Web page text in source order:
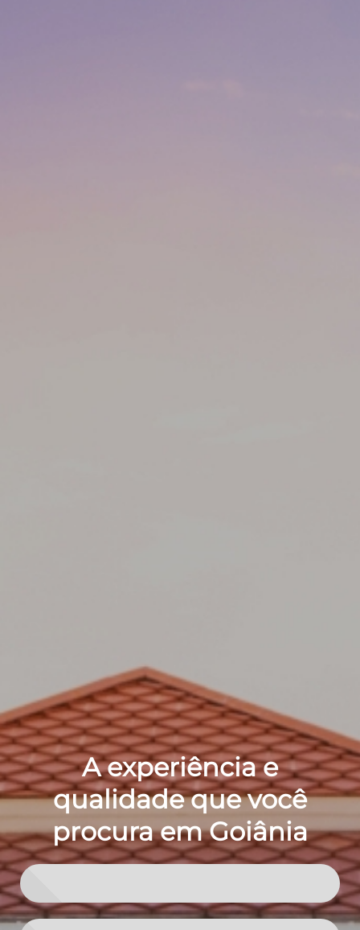
A experiência e
qualidade que você
procura em Goiânia